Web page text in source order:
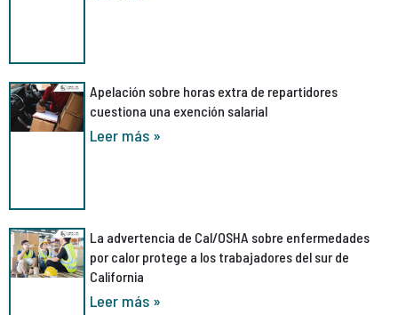
Apelación sobre horas extra de repartidores
cuestiona una exención salarial
Leer más »
La advertencia de Cal/OSHA sobre enfermedades
por calor protege a los trabajadores del sur de
California
Leer más »